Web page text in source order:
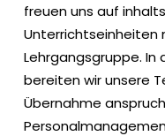
freuen uns auf
Unterrichtseinheiten
Lehrgangsgruppe. In
bereiten wir unsere
Übernahme